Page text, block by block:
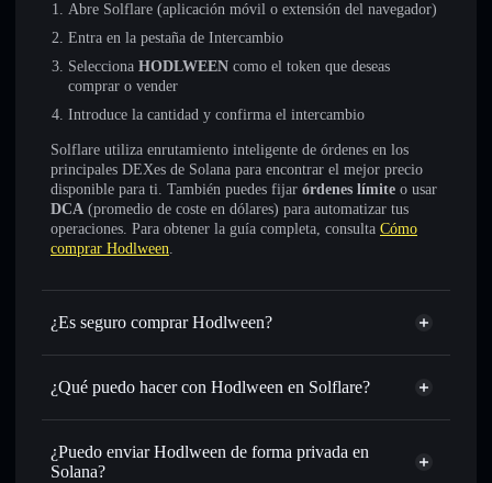
Abre Solflare (aplicación móvil o extensión del navegador)
Entra en la pestaña de Intercambio
Selecciona HODLWEEN como el token que deseas
comprar o vender
Introduce la cantidad y confirma el intercambio
Solflare utiliza enrutamiento inteligente de órdenes en los
principales DEXes de Solana para encontrar el mejor precio
disponible para ti. También puedes fijar órdenes límite o usar
DCA (promedio de coste en dólares) para automatizar tus
operaciones. Para obtener la guía completa, consulta Cómo
comprar Hodlween.
¿Es seguro comprar Hodlween?
Hodlween no está verificado
¿Qué puedo hacer con Hodlween en Solflare?
Hodlween
cartera de Solflare
Intercambiar al instante : operar con HODLWEEN para
SOL, USDC o miles de otros tokens de Solana con
¿Puedo enviar Hodlween de forma privada en
Solana?